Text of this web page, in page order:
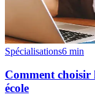
Spécialisations6 min
Comment choisir
école